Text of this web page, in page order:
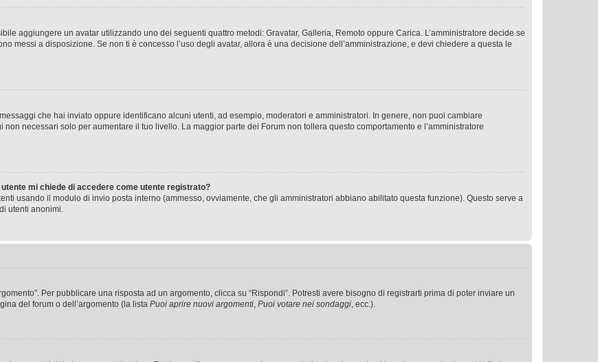
aggiungere un avatar utilizzando uno dei seguenti quattro metodi: Gravatar, Galleria, Remoto oppure Carica. L’amministratore decide se
messi a disposizione. Se non ti è concesso l’uso degli avatar, allora è una decisione dell’amministrazione, e devi chiedere a questa le
che hai inviato oppure identificano alcuni utenti, ad esempio, moderatori e amministratori. In genere, non puoi cambiare
necessari solo per aumentare il tuo livello. La maggior parte dei Forum non tollera questo comportamento e l’amministratore
mi chiede di accedere come utente registrato?
usando il modulo di invio posta interno (ammesso, ovviamente, che gli amministratori abbiano abilitato questa funzione). Questo serve a
utenti anonimi.
Per pubblicare una risposta ad un argomento, clicca su “Rispondi”. Potresti avere bisogno di registrarti prima di poter inviare un
del forum o dell’argomento (la lista Puoi aprire nuovi argomenti, Puoi votare nei sondaggi, ecc.).